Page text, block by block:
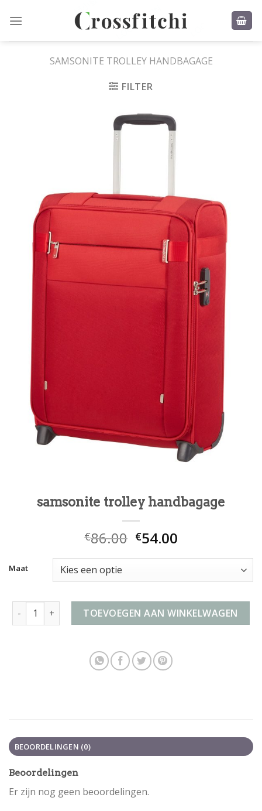
SAMSONITE TROLLEY HANDBAGAGE
FILTER
samsonite trolley handbagage
€86.00 €54.00
Maat
samsonite trolley handbagage aantal
TOEVOEGEN AAN WINKELWAGEN
BEOORDELINGEN (0)
Beoordelingen
Er zijn nog geen beoordelingen.